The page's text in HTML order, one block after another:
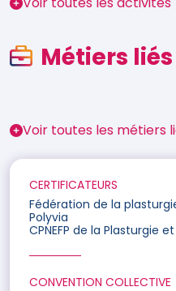
Métiers liés
Voir toutes les métiers
CERTIFICATEURS
Fédération de la
Polyvia
CPNEFP de la Plasturgie
CONVENTION COLLECTIVE